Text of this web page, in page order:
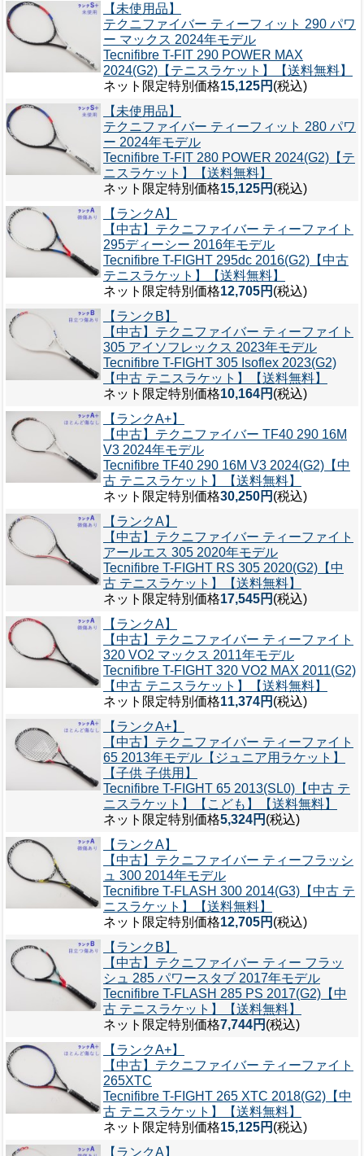
【未使用品】
テクニファイバー ティーフィット 290 パワ
ー マックス 2024年モデル
Tecnifibre T-FIT 290 POWER MAX
2024(G2)【テニスラケット】【送料無料】
ネット限定特別価格15,125円 (税込)
【未使用品】
テクニファイバー ティーフィット 280 パワ
ー 2024年モデル
Tecnifibre T-FIT 280 POWER 2024(G2)【テ
ニスラケット】【送料無料】
ネット限定特別価格15,125円 (税込)
【ランクA】
【中古】テクニファイバー ティーファイト
295ディーシー 2016年モデル
Tecnifibre T-FIGHT 295dc 2016(G2)【中古
テニスラケット】【送料無料】
ネット限定特別価格12,705円 (税込)
【ランクB】
【中古】テクニファイバー ティーファイト
305 アイソフレックス 2023年モデル
Tecnifibre T-FIGHT 305 Isoflex 2023(G2)
【中古 テニスラケット】【送料無料】
ネット限定特別価格10,164円 (税込)
【ランクA+】
【中古】テクニファイバー TF40 290 16M
V3 2024年モデル
Tecnifibre TF40 290 16M V3 2024(G2)【中
古 テニスラケット】【送料無料】
ネット限定特別価格30,250円 (税込)
【ランクA】
【中古】テクニファイバー ティーファイト
アールエス 305 2020年モデル
Tecnifibre T-FIGHT RS 305 2020(G2)【中
古 テニスラケット】【送料無料】
ネット限定特別価格17,545円 (税込)
【ランクA】
【中古】テクニファイバー ティーファイト
320 VO2 マックス 2011年モデル
Tecnifibre T-FIGHT 320 VO2 MAX 2011(G2)
【中古 テニスラケット】【送料無料】
ネット限定特別価格11,374円 (税込)
【ランクA+】
【中古】テクニファイバー ティーファイト
65 2013年モデル【ジュニア用ラケット】
【子供 子供用】
Tecnifibre T-FIGHT 65 2013(SL0)【中古 テ
ニスラケット】【こども】【送料無料】
ネット限定特別価格5,324円 (税込)
【ランクA】
【中古】テクニファイバー ティーフラッシ
ュ 300 2014年モデル
Tecnifibre T-FLASH 300 2014(G3)【中古 テ
ニスラケット】【送料無料】
ネット限定特別価格12,705円 (税込)
【ランクB】
【中古】テクニファイバー ティー フラッ
シュ 285 パワースタブ 2017年モデル
Tecnifibre T-FLASH 285 PS 2017(G2)【中
古 テニスラケット】【送料無料】
ネット限定特別価格7,744円 (税込)
【ランクA+】
【中古】テクニファイバー ティーファイト
265XTC
Tecnifibre T-FIGHT 265 XTC 2018(G2)【中
古 テニスラケット】【送料無料】
ネット限定特別価格15,125円 (税込)
【ランクA】